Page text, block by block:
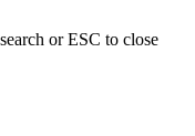
or ESC to close